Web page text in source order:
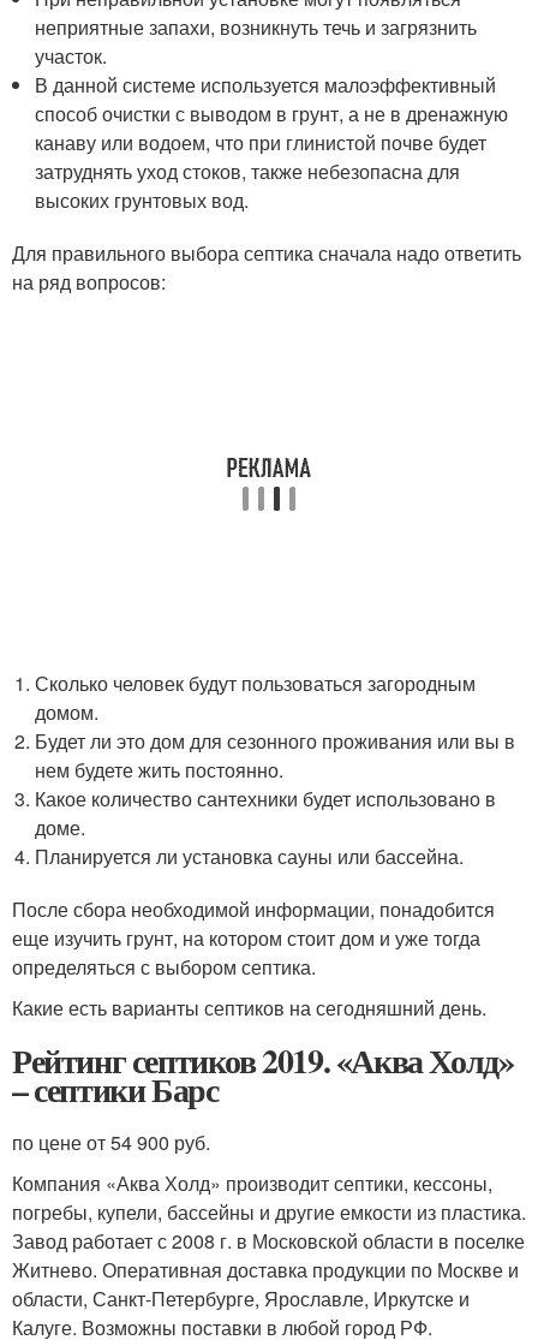
неприятные запахи, возникнуть течь и загрязнить
участок.
В данной системе используется малоэффективный
способ очистки с выводом в грунт, а не в дренажную
канаву или водоем, что при глинистой почве будет
затруднять уход стоков, также небезопасна для
высоких грунтовых вод.
Для правильного выбора септика сначала надо ответить
на ряд вопросов:
Сколько человек будут пользоваться загородным
домом.
Будет ли это дом для сезонного проживания или вы в
нем будете жить постоянно.
Какое количество сантехники будет использовано в
доме.
Планируется ли установка сауны или бассейна.
После сбора необходимой информации, понадобится
еще изучить грунт, на котором стоит дом и уже тогда
определяться с выбором септика.
Какие есть варианты септиков на сегодняшний день.
Рейтинг септиков 2019. «Аква Холд»
– септики Барс
по цене от 54 900 руб.
Компания «Аква Холд» производит септики, кессоны,
погребы, купели, бассейны и другие емкости из пластика.
Завод работает с 2008 г. в Московской области в поселке
Житнево. Оперативная доставка продукции по Москве и
области, Санкт-Петербурге, Ярославле, Иркутске и
Калуге. Возможны поставки в любой город РФ.